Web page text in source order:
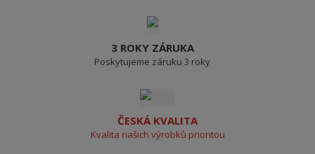
3 ROKY ZÁRUKA
Poskytujeme záruku 3 roky
ČESKÁ KVALITA
Kvalita našich výrobků prioritou